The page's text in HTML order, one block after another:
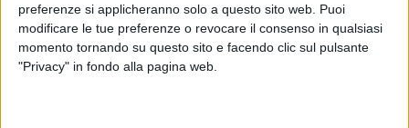
preferenze si applicheranno solo a questo sito web. Puoi
modificare le tue preferenze o revocare il consenso in qualsiasi
momento tornando su questo sito e facendo clic sul pulsante
"Privacy" in fondo alla pagina web.
Chi siamo Contattaci
Privacy Lavora con noi
Pubblicita'